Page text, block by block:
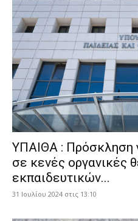
ΥΠΑΙΘΑ : Πρόσκληση
σε κενές οργανικές
εκπαιδευτικών...
31 Ιουλίου 2024 στις 13:10